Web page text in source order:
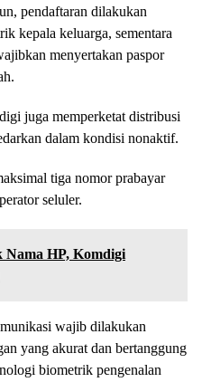
pendaftaran dilakukan
kepala keluarga, sementara
menyertakan paspor
juga memperketat distribusi
dalam kondisi nonaktif.
tiga nomor prabayar
seluler.
Nama HP, Komdigi
wajib dilakukan
yang akurat dan bertanggung
biometrik pengenalan